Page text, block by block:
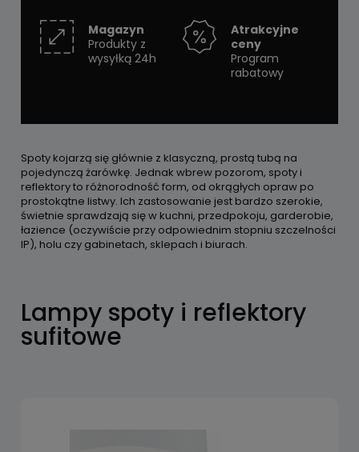
Magazyn
Produkty z
wysyłką 24h
Atrakcyjne
ceny
Program
rabatowy
Spoty kojarzą się głównie z klasyczną, prostą tubą na
pojedynczą żarówkę. Jednak wbrew pozorom, spoty i
reflektory to różnorodność form, od okrągłych opraw po
prostokątne listwy. Ich zastosowanie jest bardzo szerokie,
świetnie sprawdzają się w kuchni, przedpokoju, garderobie,
łazience (oczywiście przy odpowiednim stopniu szczelności
IP), holu czy gabinetach, sklepach i biurach.
Lampy spoty i reflektory
sufitowe